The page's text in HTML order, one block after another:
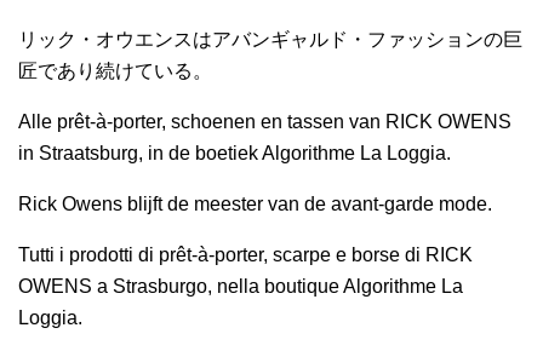
リック・オウエンスはアバンギャルド・ファッションの巨
匠であり続けている。
Alle prêt-à-porter, schoenen en tassen van RICK OWENS
in Straatsburg, in de boetiek Algorithme La Loggia.
Rick Owens blijft de meester van de avant-garde mode.
Tutti i prodotti di prêt-à-porter, scarpe e borse di RICK
OWENS a Strasburgo, nella boutique Algorithme La
Loggia.